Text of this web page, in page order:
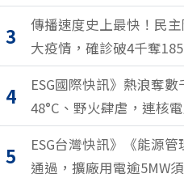
股」搶紅利
3
傳播速度史上最快！民
大疫情，確診破4千奪
4
ESG國際快訊》熱浪奪
48°C、野火肆虐，連核電
擺
5
ESG台灣快訊》《能源管
通過，擴廠用電逾5MW